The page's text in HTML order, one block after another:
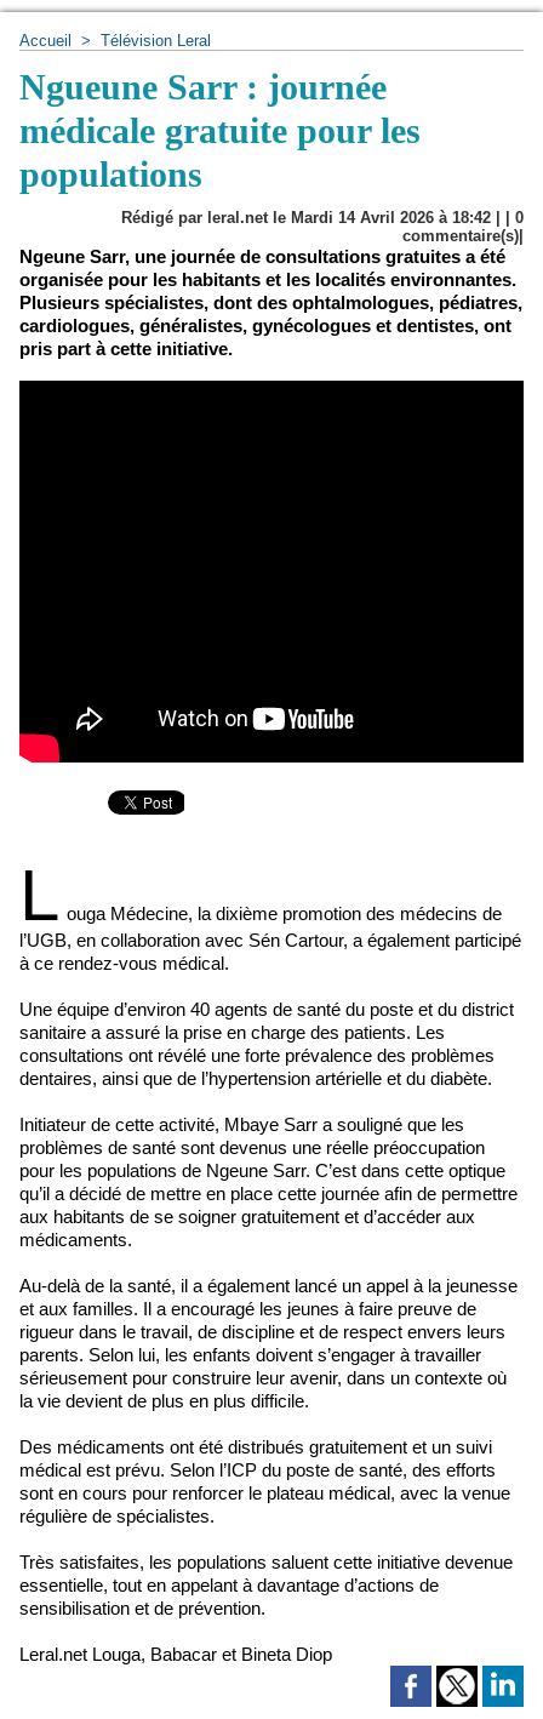
Accueil > Télévision Leral
Ngueune Sarr : journée
médicale gratuite pour les
populations
Rédigé par leral.net le Mardi 14 Avril 2026 à 18:42 | | 0
commentaire(s)|
Ngeune Sarr, une journée de consultations gratuites a été
organisée pour les habitants et les localités environnantes.
Plusieurs spécialistes, dont des ophtalmologues, pédiatres,
cardiologues, généralistes, gynécologues et dentistes, ont
pris part à cette initiative.
L ouga Médecine, la dixième promotion des médecins de
l’UGB, en collaboration avec Sén Cartour, a également participé
à ce rendez-vous médical.
Une équipe d’environ 40 agents de santé du poste et du district
sanitaire a assuré la prise en charge des patients. Les
consultations ont révélé une forte prévalence des problèmes
dentaires, ainsi que de l’hypertension artérielle et du diabète.
Initiateur de cette activité, Mbaye Sarr a souligné que les
problèmes de santé sont devenus une réelle préoccupation
pour les populations de Ngeune Sarr. C’est dans cette optique
qu’il a décidé de mettre en place cette journée afin de permettre
aux habitants de se soigner gratuitement et d’accéder aux
médicaments.
Au-delà de la santé, il a également lancé un appel à la jeunesse
et aux familles. Il a encouragé les jeunes à faire preuve de
rigueur dans le travail, de discipline et de respect envers leurs
parents. Selon lui, les enfants doivent s’engager à travailler
sérieusement pour construire leur avenir, dans un contexte où
la vie devient de plus en plus difficile.
Des médicaments ont été distribués gratuitement et un suivi
médical est prévu. Selon l’ICP du poste de santé, des efforts
sont en cours pour renforcer le plateau médical, avec la venue
régulière de spécialistes.
Très satisfaites, les populations saluent cette initiative devenue
essentielle, tout en appelant à davantage d’actions de
sensibilisation et de prévention.
Leral.net Louga, Babacar et Bineta Diop